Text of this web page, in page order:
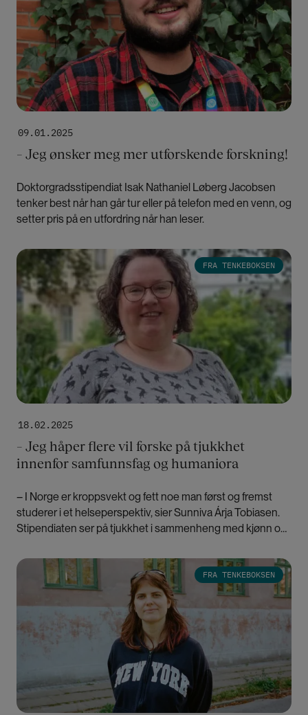
09.01.2025
– Jeg ønsker meg mer utforskende forskning!
Doktorgradsstipendiat Isak Nathaniel Løberg Jacobsen
tenker best når han går tur eller på telefon med en venn, og
setter pris på en utfordring når han leser.
18.02.2025
– Jeg håper flere vil forske på tjukkhet
innenfor samfunnsfag og humaniora
– I Norge er kroppsvekt og fett noe man først og fremst
studerer i et helseperspektiv, sier Sunniva Árja Tobiasen.
Stipendiaten ser på tjukkhet i sammenheng med kjønn og
Bilde
FRA TENKEBOKSEN
Bilde
FRA TENKEBOKSEN